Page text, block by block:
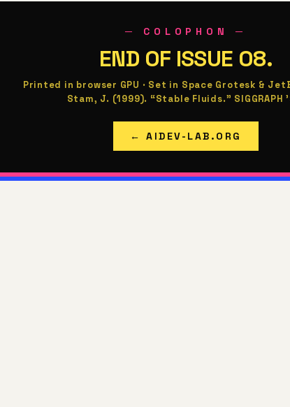
─ COLOPHON ─
END OF ISSUE 08.
Printed in browser GPU · Set in Space Grotesk &
Stam, J. (1999). “Stable Fluids.” SIGGRAPH
← AIDEV-LAB.ORG